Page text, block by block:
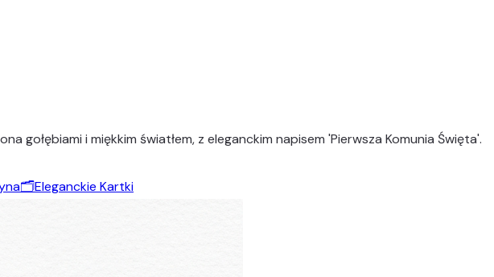
gołębiami i miękkim światłem, z eleganckim napisem 'Pierwsza Komunia Święta'.
🗂️Eleganckie Kartki